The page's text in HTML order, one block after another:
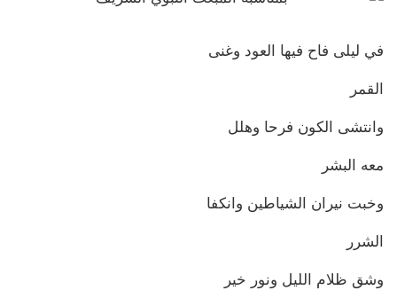
في ليلى فاح فيها العود وغنى
القمر
وانتشى الكون فرحا وهلل
معه البشر
وخبت نيران الشياطين وانكفا
الشرر
وشق ظلام الليل ونور خير